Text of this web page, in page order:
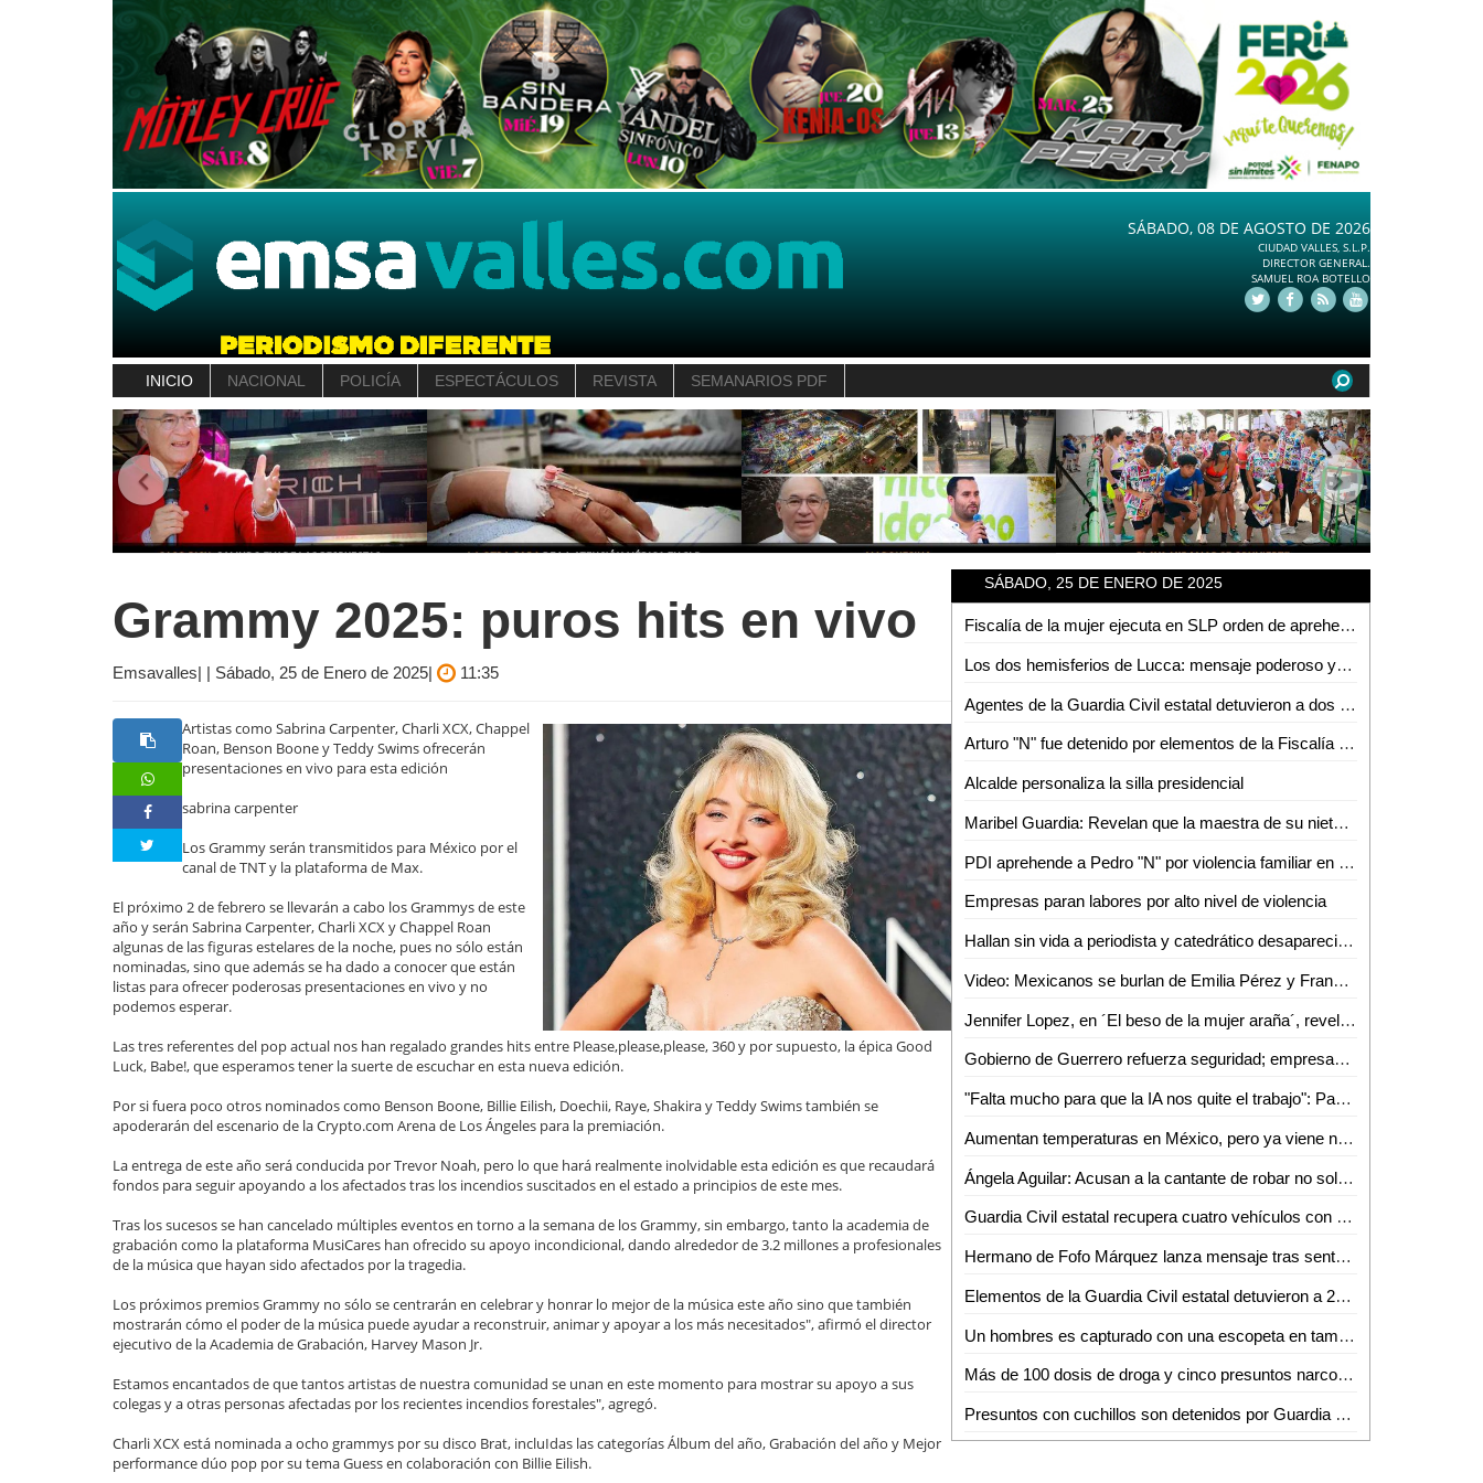
SÁBADO, 08 DE AGOSTO DE 2026
CIUDAD VALLES, S.L.P.
DIRECTOR GENERAL.
SAMUEL ROA BOTELLO
INICIO NACIONAL POLICÍA ESPECTÁCULOS REVISTA SEMANARIOS PDF
Grammy 2025: puros hits en vivo
Emsavalles| | Sábado, 25 de Enero de 2025| 11:35
Artistas como Sabrina Carpenter, Charli XCX, Chappel
Roan, Benson Boone y Teddy Swims ofrecerán
presentaciones en vivo para esta edición
sabrina carpenter
Los Grammy serán transmitidos para México por el
canal de TNT y la plataforma de Max.
El próximo 2 de febrero se llevarán a cabo los Grammys de este
año y serán Sabrina Carpenter, Charli XCX y Chappel Roan
algunas de las figuras estelares de la noche, pues no sólo están
nominadas, sino que además se ha dado a conocer que están
listas para ofrecer poderosas presentaciones en vivo y no
podemos esperar.
Las tres referentes del pop actual nos han regalado grandes hits entre Please,please,please, 360 y por supuesto, la épica Good
Luck, Babe!, que esperamos tener la suerte de escuchar en esta nueva edición.
Por si fuera poco otros nominados como Benson Boone, Billie Eilish, Doechii, Raye, Shakira y Teddy Swims también se
apoderarán del escenario de la Crypto.com Arena de Los Ángeles para la premiación.
La entrega de este año será conducida por Trevor Noah, pero lo que hará realmente inolvidable esta edición es que recaudará
fondos para seguir apoyando a los afectados tras los incendios suscitados en el estado a principios de este mes.
Tras los sucesos se han cancelado múltiples eventos en torno a la semana de los Grammy, sin embargo, tanto la academia de
grabación como la plataforma MusiCares han ofrecido su apoyo incondicional, dando alrededor de 3.2 millones a profesionales
de la música que hayan sido afectados por la tragedia.
Los próximos premios Grammy no sólo se centrarán en celebrar y honrar lo mejor de la música este año sino que también
mostrarán cómo el poder de la música puede ayudar a reconstruir, animar y apoyar a los más necesitados", afirmó el director
ejecutivo de la Academia de Grabación, Harvey Mason Jr.
Estamos encantados de que tantos artistas de nuestra comunidad se unan en este momento para mostrar su apoyo a sus
colegas y a otras personas afectadas por los recientes incendios forestales", agregó.
Charli XCX está nominada a ocho grammys por su disco Brat, incluIdas las categorías Álbum del año, Grabación del año y Mejor
performance dúo pop por su tema Guess en colaboración con Billie Eilish.
SÁBADO, 25 DE ENERO DE 2025
Fiscalía de la mujer ejecuta en SLP orden de aprehensión en contra de Felipe "N", señalado por violencia familiar
Los dos hemisferios de Lucca: mensaje poderoso y de amor
Agentes de la Guardia Civil estatal detuvieron a dos personas por el delito de robo
Arturo "N" fue detenido por elementos de la Fiscalía potosina por presuntas lesiones calificadas
Alcalde personaliza la silla presidencial
Maribel Guardia: Revelan que la maestra de su nieto la alertó sobre posible maltrato
PDI aprehende a Pedro "N" por violencia familiar en lagunillas
Empresas paran labores por alto nivel de violencia
Hallan sin vida a periodista y catedrático desaparecido en Tabasco
Video: Mexicanos se burlan de Emilia Pérez y Francia con ‘homenaje’
Jennifer Lopez, en ´El beso de la mujer araña´, reveló imágenes de película
Gobierno de Guerrero refuerza seguridad; empresas reanudan operaciones en Acapulco
"Falta mucho para que la IA nos quite el trabajo": Park Chan-wook
Aumentan temperaturas en México, pero ya viene nuevo Frente Frío
Ángela Aguilar: Acusan a la cantante de robar no solo maridos, ¡también vestidos!
Guardia Civil estatal recupera cuatro vehículos con reporte de robo y asegura a conductor
Hermano de Fofo Márquez lanza mensaje tras sentencia de culpabilidad del influencer: "tanta injusticia"
Elementos de la Guardia Civil estatal detuvieron a 21 personas por la presunta posesión de enervantes
Un hombres es capturado con una escopeta en tamuín por agentes de la Guardia Civil estatal y sedena
Más de 100 dosis de droga y cinco presuntos narcomenudistas fueron detenidos por la Guardia Civil estatal
Presuntos con cuchillos son detenidos por Guardia Civil estatal